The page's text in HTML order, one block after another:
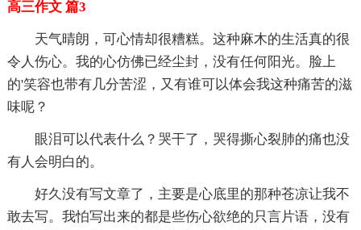
高三作文 篇3
天气晴朗，可心情却很糟糕。这种麻木的生活真的很
令人伤心。我的心仿佛已经尘封，没有任何阳光。脸上
的'笑容也带有几分苦涩，又有谁可以体会我这种痛苦的滋
味呢？
眼泪可以代表什么？哭干了，哭得撕心裂肺的痛也没
有人会明白的。
好久没有写文章了，主要是心底里的那种苍凉让我不
敢去写。我怕写出来的都是些伤心欲绝的只言片语，没有